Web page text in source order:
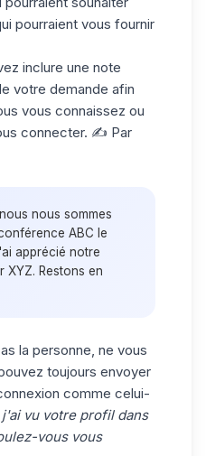
pourraient vous fournir
inclure une note
votre demande afin
vous connaissez ou
connecter. ✍️ Par
nous sommes
ABC le
apprécié notre
Restons en
la personne, ne vous
toujours envoyer
comme celui-
vu votre profil dans
vous vous